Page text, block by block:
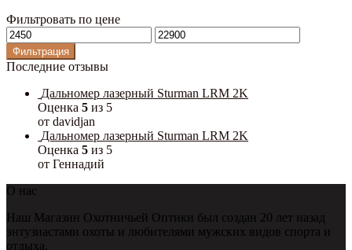
Фильтровать по цене
Минимальная
цена
Максимальная
цена
Фильтрация
Последние отзывы
Дальномер лазерный Sturman LRM 2K
Оценка 5 из 5
от davidjan
Дальномер лазерный Sturman LRM 2K
Оценка 5 из 5
от Геннадий
О нас
Наш Магазин Охотничьей Оптики был создан 20 лет назад
энтузиастами охоты и любителями мужских видов спорта и
отдыха.